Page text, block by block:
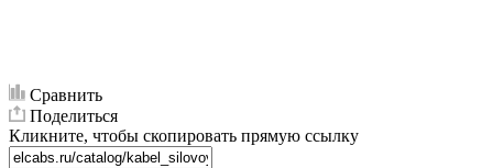
Сравнить
Поделиться
Кликните, чтобы скопировать прямую ссылку